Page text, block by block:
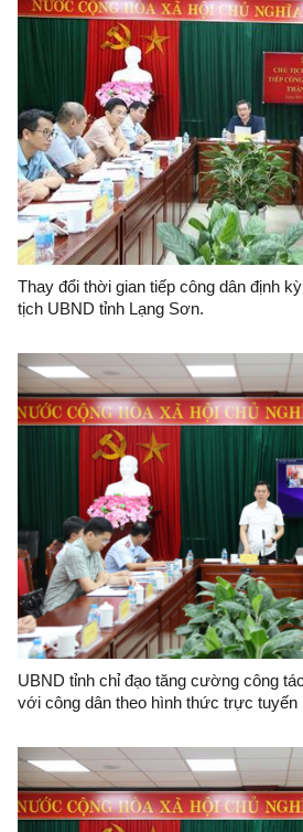
Thay đổi thời gian tiếp công dân định
tịch UBND tỉnh Lạng Sơn.
UBND tỉnh chỉ đạo tăng cường công
với công dân theo hình thức trực tuyến